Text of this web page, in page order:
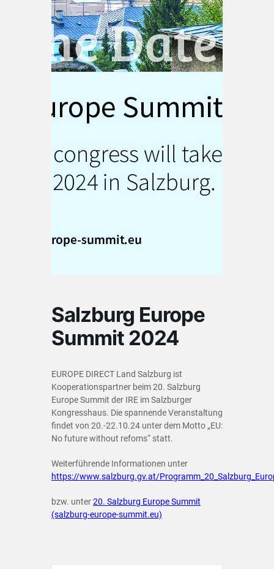
Salzburg Europe
Summit 2024
EUROPE DIRECT Land Salzburg ist
Kooperationspartner beim 20. Salzburg
Europe Summit der IRE im Salzburger
Kongresshaus. Die spannende Veranstaltung
findet von 20.-22.10.24 unter dem Motto „EU:
No future without refoms“ statt.
Weiterführende Informationen unter
https://www.salzburg.gv.at/
bzw. unter20. Salzburg Europe Summit
(salzburg-europe-summit.eu)